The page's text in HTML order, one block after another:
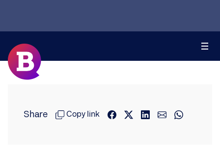
Share Copy link